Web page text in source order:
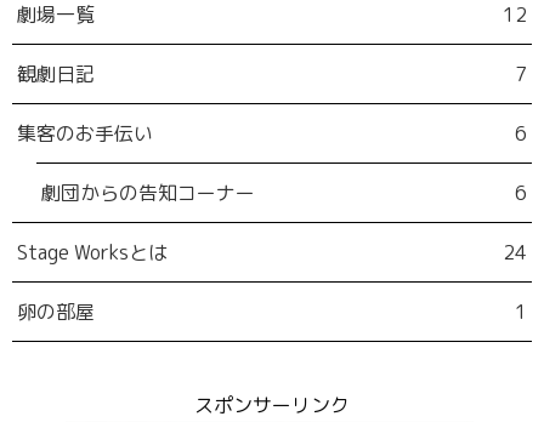
劇場一覧 12
観劇日記 7
集客のお手伝い 6
劇団からの告知コーナー 6
Stage Worksとは 24
卵の部屋 1
スポンサーリンク